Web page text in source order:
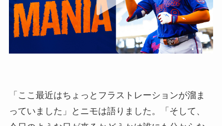
「ここ最近はちょっとフラストレーションが溜ま
っていました」とニモは語りました。「そして、